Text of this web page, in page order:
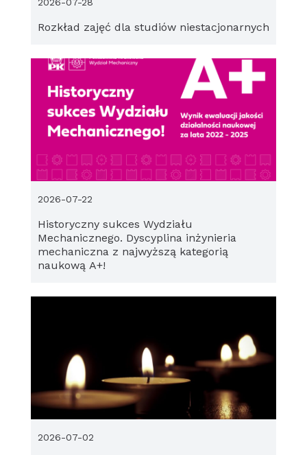
Rozkład zajęć dla studiów niestacjonarnych
Historyczny sukces Wydziału
Mechanicznego. Dyscyplina inżynieria
mechaniczna z najwyższą kategorią
naukową A+!
2026-07-22
2026-07-02